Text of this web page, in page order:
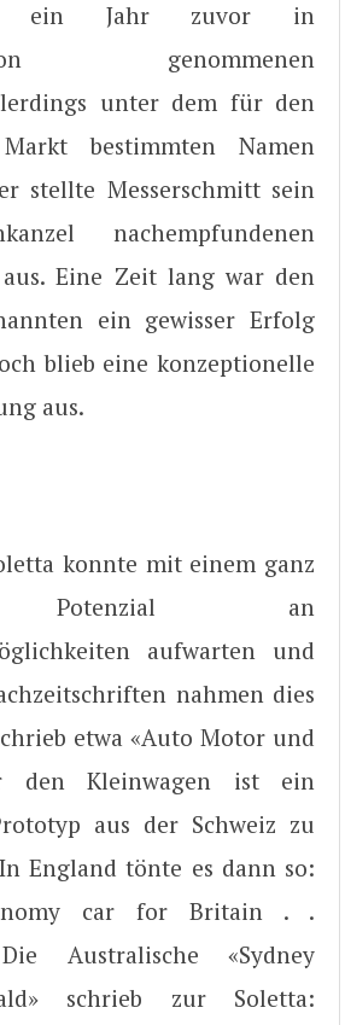
ein Jahr zuvor in
genommenen
unter dem für den
bestimmten Namen
stellte Messerschmitt sein
nachempfundenen
Eine Zeit lang war den
ein gewisser Erfolg
blieb eine konzeptionelle
aus.
konnte mit einem ganz
Potenzial an
aufwarten und
nahmen dies
etwa «Auto Motor und
den Kleinwagen ist ein
aus der Schweiz zu
England tönte es dann so:
car for Britain . .
Australische «Sydney
schrieb zur Soletta: